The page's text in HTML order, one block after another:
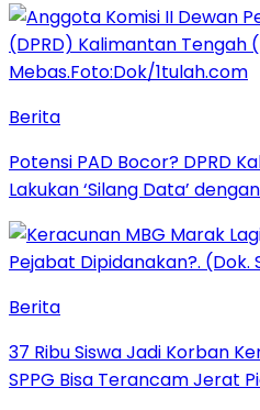
Berita
Potensi PAD Bocor? DPRD
Lakukan ‘Silang Data’
Berita
37 Ribu Siswa Jadi Korban
SPPG Bisa Terancam Jerat